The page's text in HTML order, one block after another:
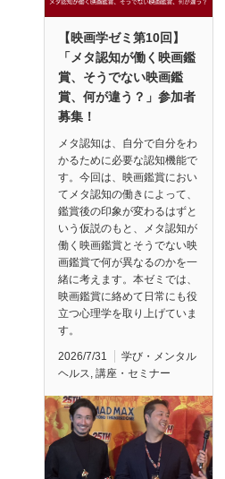
【映画学ゼミ第10回】
「メタ認知が働く映画鑑
賞、そうでない映画鑑
賞、何が違う？」参加者
募集！
メタ認知は、自分で自分をわ
かるために必要な認知機能で
す。今回は、映画鑑賞におい
てメタ認知の働きによって、
鑑賞後の印象が変わるはずと
いう仮説のもと、メタ認知が
働く映画鑑賞とそうでない映
画鑑賞で何が異なるのかを一
緒に考えます。本ゼミでは、
映画鑑賞に絡めて日常にも役
立つ心理学を取り上げていま
す。
2026/7/31
学び・メンタル
ヘルス, 講座・セミナー